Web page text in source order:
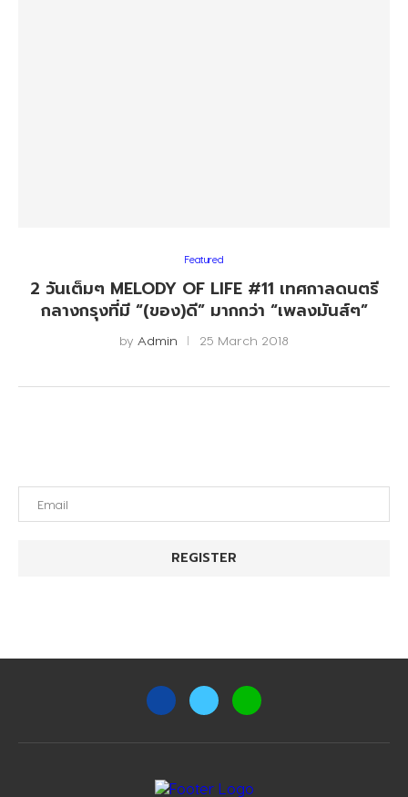
Featured
2 วันเต็มๆ MELODY OF LIFE #11 เทศกาลดนตรี
กลางกรุงที่มี “(ของ)ดี” มากกว่า “เพลงมันส์ๆ”
by Admin 25 March 2018